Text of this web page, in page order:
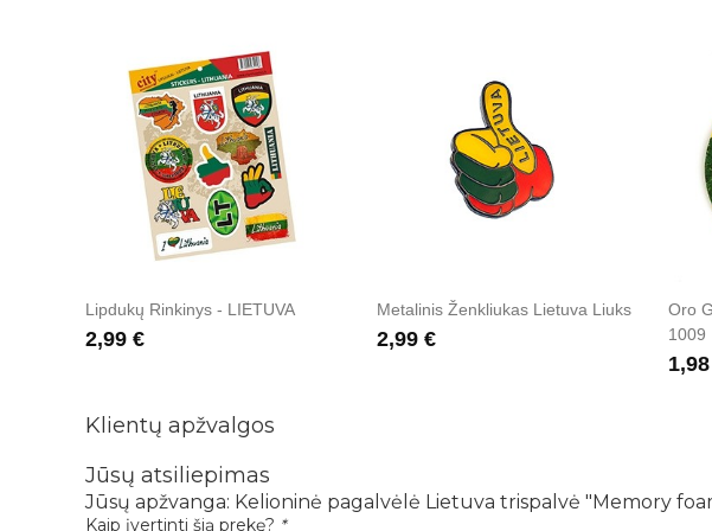
Lipdukų Rinkinys - LIETUVA
2,99 €
Metalinis Ženkliukas Lietuva Liuks
2,99 €
Oro
1009
Klientų apžvalgos
Jūsų atsiliepimas
Jūsų apžvanga: Kelioninė pagalvėlė Lietuva trispalvė "Memory
Kaip įvertinti šią prekę? *